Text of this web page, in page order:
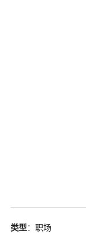
类型：职场